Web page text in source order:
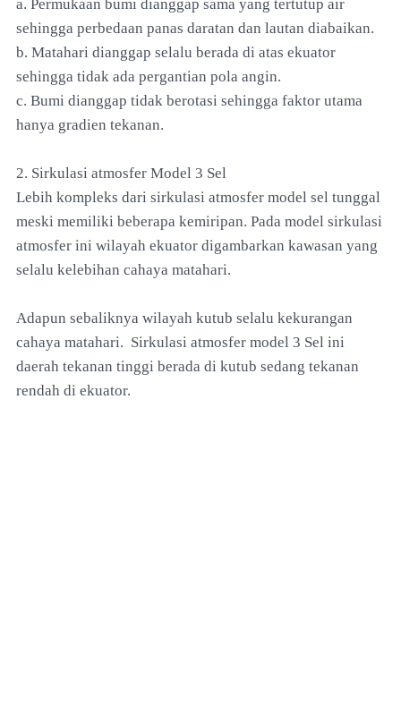
a. Permukaan bumi dianggap sama yang tertutup air
sehingga perbedaan panas daratan dan lautan diabaikan.
b. Matahari dianggap selalu berada di atas ekuator
sehingga tidak ada pergantian pola angin.
c. Bumi dianggap tidak berotasi sehingga faktor utama
hanya gradien tekanan.
2. Sirkulasi atmosfer Model 3 Sel
Lebih kompleks dari sirkulasi atmosfer model sel tunggal
meski memiliki beberapa kemiripan. Pada model sirkulasi
atmosfer ini wilayah ekuator digambarkan kawasan yang
selalu kelebihan cahaya matahari.
Adapun sebaliknya wilayah kutub selalu kekurangan
cahaya matahari. Sirkulasi atmosfer model 3 Sel ini
daerah tekanan tinggi berada di kutub sedang tekanan
rendah di ekuator.